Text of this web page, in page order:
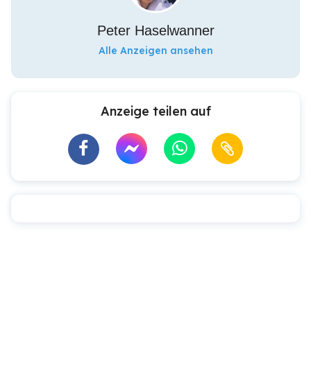
Peter Haselwanner
Alle Anzeigen ansehen
Anzeige teilen auf